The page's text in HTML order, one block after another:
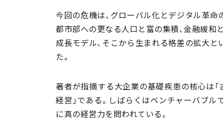
今回の危機は、グローバル化とデジタル革
都市部への更なる人口と富の集積、金融緩
成長モデル、そこから生まれる格差の拡大
た。
著者が指摘する大企業の基礎疾患の核心は「
経営」である。しばらくはベンチャーバブ
に真の経営力を問われている。